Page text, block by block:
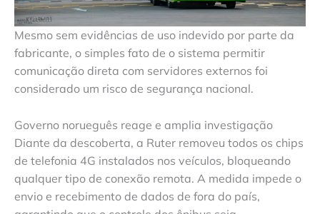
Mesmo sem evidências de uso indevido por parte da
fabricante, o simples fato de o sistema permitir
comunicação direta com servidores externos foi
considerado um risco de segurança nacional.
Governo norueguês reage e amplia investigação
Diante da descoberta, a Ruter removeu todos os chips
de telefonia 4G instalados nos veículos, bloqueando
qualquer tipo de conexão remota. A medida impede o
envio e recebimento de dados de fora do país,